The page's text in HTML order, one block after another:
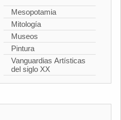
Mesopotamia
Mitología
Museos
Pintura
Vanguardias Artísticas
del siglo XX